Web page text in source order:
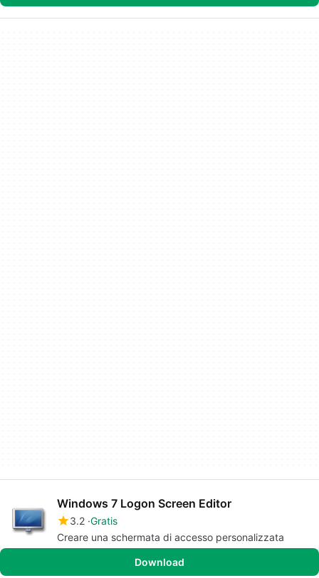
Windows 7 Logon Screen Editor
3.2 Gratis
Creare una schermata di accesso personalizzata
Download